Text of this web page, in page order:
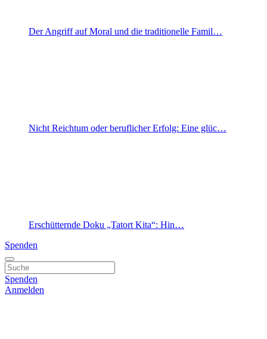
Der Angriff auf Moral und die traditionelle Famil…
Nicht Reichtum oder beruflicher Erfolg: Eine glüc…
Erschütternde Doku „Tatort Kita“: Hin…
Spenden
Spenden
Anmelden